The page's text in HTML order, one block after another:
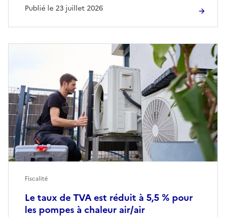
Publié le 23 juillet 2026
Le taux de TVA est réduit à 5,5 % pour
les pompes à chaleur air/air
Fiscalité